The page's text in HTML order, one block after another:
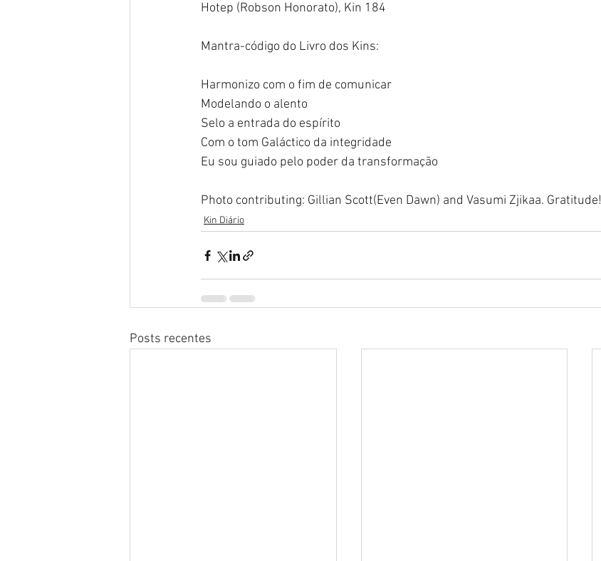
Hotep (Robson Honorato), Kin 184
Mantra-código do Livro dos Kins:
Harmonizo com o fim de comunicar
Modelando o alento
Selo a entrada do espírito
Com o tom Galáctico da integridade
Eu sou guiado pelo poder da transformação
Photo contributing: Gillian Scott(Even Dawn) and Vasumi Zjikaa. Gratitude!
Kin Diário
Posts recentes